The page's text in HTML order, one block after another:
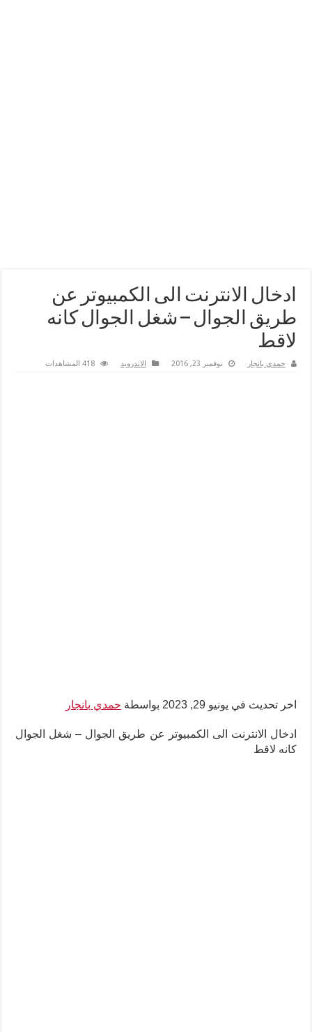
ادخال الانترنت الى الكمبيوتر عن
طريق الجوال – شغل الجوال كانه
لاقط
حمدي بانجار نوفمبر 23, 2016 الاندرويد 418 المشاهدات
اخر تحديث في يونيو 29, 2023 بواسطة حمدي بانجار
ادخال الانترنت الى الكمبيوتر عن طريق الجوال – شغل الجوال
كانه لاقط